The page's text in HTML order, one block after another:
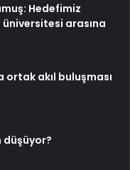
Hedefimiz
üniversitesi arasına
ortak akıl buluşması
düşüyor?